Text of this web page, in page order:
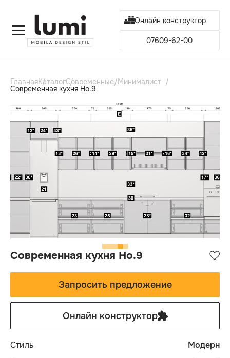
Онлайн конструктор
07609-62-00
ГлавнаяКаталогСовременные/Минималист
Современная кухня Но.9
Современная кухня Но.9
Запросить предложение
Онлайн конструктор
Стиль
Модерн